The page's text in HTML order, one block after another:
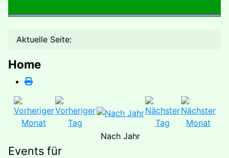
Aktuelle Seite:
Home
Nach Jahr
Events für